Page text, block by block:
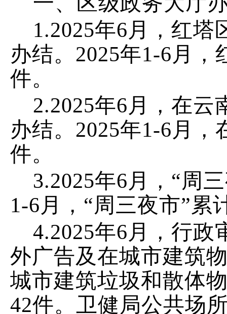
1.2025年6 月，红塔
办结。 2025年1-6 月，
件。
2.2025年6 月，在云
办结。 2025年1-6 月，
件。
3.2025年6 月， “周
1-6 月， “周三夜市”累
4.2025年6 月，行政
外广告及在城市建筑
城市建筑垃圾和散体
42件。 卫健局公共场